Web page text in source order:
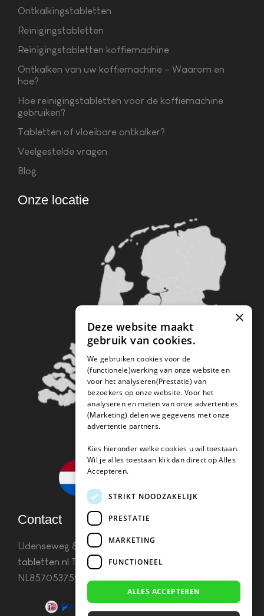
Ontkalkingstabletten
Reinigingstabletten
Reinigingstabletten koffiemachine
Ontkalken van uw koffiemachine – Waarom en
hoe?
Hoe reinigingstabletten voor de koffiemachine
gebruiken?
Tabletten of vloeibare ontkalker?
Veelgestelde vragen
Blog
Onze locatie
Contact
Udenseweg 8B 5405 PA Udeninfo(@)koffie-
tabletten.nl Tel. 085 782 5578KvK 67529623 Btw:
NL857053759B01
×
Deze website maakt
gebruik van cookies.
We gebruiken cookies voor de
(functionele)werking van onze website en
voor het analyseren(Prestatie) van
bezoekers op onze website. Voor het
analyseren en meten van onze advertenties
(Marketing) delen we gegevens met onze
advertentie partners.
Kies hieronder welke cookies u wil toestaan.
Wil je alles toestaan klik dan direct op Alles
Accepteren.
STRIKT NOODZAKELIJK
PRESTATIE
MARKETING
FUNCTIONEEL
ALLES ACCEPTEREN